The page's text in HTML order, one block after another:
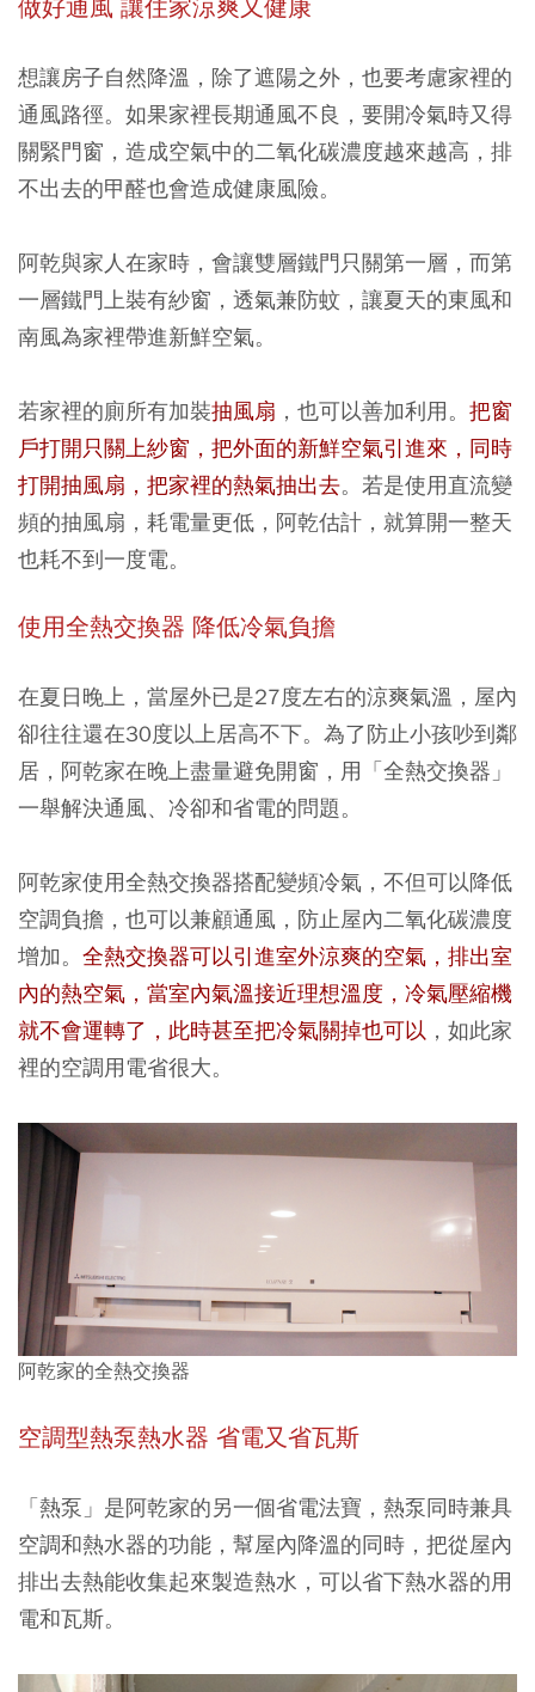
做好通風 讓住家涼爽又健康
想讓房子自然降溫，除了遮陽之外，也要考慮家裡的
通風路徑。如果家裡長期通風不良，要開冷氣時又得
關緊門窗，造成空氣中的二氧化碳濃度越來越高，排
不出去的甲醛也會造成健康風險。
阿乾與家人在家時，會讓雙層鐵門只關第一層，而第
一層鐵門上裝有紗窗，透氣兼防蚊，讓夏天的東風和
南風為家裡帶進新鮮空氣。
若家裡的廁所有加裝抽風扇 ，也可以善加利用。 把窗
戶打開只關上紗窗，把外面的新鮮空氣引進來，同時
打開抽風扇，把家裡的熱氣抽出去。若是使用直流變
頻的抽風扇，耗電量更低，阿乾估計，就算開一整天
也耗不到一度電。
使用全熱交換器 降低冷氣負擔
在夏日晚上，當屋外已是27度左右的涼爽氣溫，屋內
卻往往還在30度以上居高不下。為了防止小孩吵到鄰
居，阿乾家在晚上盡量避免開窗，用「全熱交換器 」
一舉解決通風、冷卻和省電的問題。
阿乾家使用全熱交換器搭配變頻冷氣，不但可以降低
空調負擔，也可以兼顧通風，防止屋內二氧化碳濃度
增加。 全熱交換器可以引進室外涼爽的空氣，排出室
內的熱空氣，當室內氣溫接近理想溫度，冷氣壓縮機
就不會運轉了，此時甚至把冷氣關掉也可以 ，如此家
裡的空調用電省很大。
阿乾家的全熱交換器
空調型熱泵熱水器 省電又省瓦斯
「熱泵 」是阿乾家的另一個省電法寶，熱泵同時兼具
空調和熱水器的功能，幫屋內降溫的同時，把從屋內
排出去熱能收集起來製造熱水，可以省下熱水器的用
電和瓦斯。